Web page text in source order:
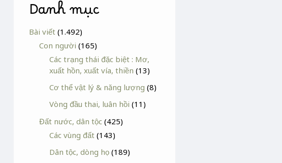
Danh mục
Bài viết (1.492)
Con người (165)
Các trạng thái đặc biệt : Mơ,
xuất hồn, xuất vía, thiền (13)
Cơ thể vật lý & năng lượng (8)
Vòng đầu thai, luân hồi (11)
Đất nước, dân tộc (425)
Các vùng đất (143)
Dân tộc, dòng họ (189)